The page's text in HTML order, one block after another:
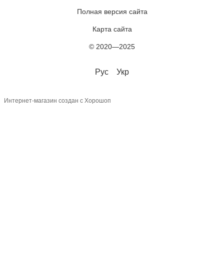
Полная версия сайта
Карта сайта
© 2020—2025
Рус Укр
Интернет-магазин создан с Хорошоп